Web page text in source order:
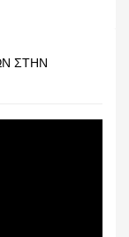
ΣΤΗΝ